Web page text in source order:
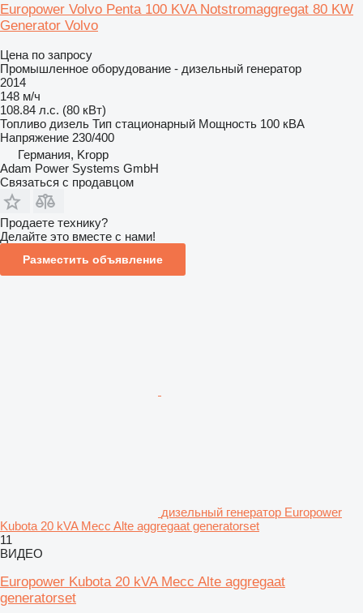
Europower Volvo Penta 100 KVA Notstromaggregat 80 KW
Generator Volvo
Цена по запросу
Промышленное оборудование - дизельный генератор
2014
148 м/ч
108.84 л.с. (80 кВт)
Топливо дизель Тип стационарный Мощность 100 кВА
Напряжение 230/400
Германия, Kropp
Adam Power Systems GmbH
Связаться с продавцом
Продаете технику?
Делайте это вместе с нами!
Разместить объявление
дизельный генератор Europower
Kubota 20 kVA Mecc Alte aggregaat generatorset
11
ВИДЕО
Europower Kubota 20 kVA Mecc Alte aggregaat
generatorset